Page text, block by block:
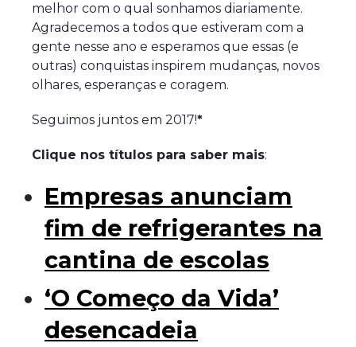
melhor com o qual sonhamos diariamente.
Agradecemos a todos que estiveram com a
gente nesse ano e esperamos que essas (e
outras) conquistas inspirem mudanças, novos
olhares, esperanças e coragem.
Seguimos juntos em 2017!*
Clique nos títulos para saber mais:
Empresas anunciam
fim de refrigerantes na
cantina de escolas
‘O Começo da Vida’
desencadeia